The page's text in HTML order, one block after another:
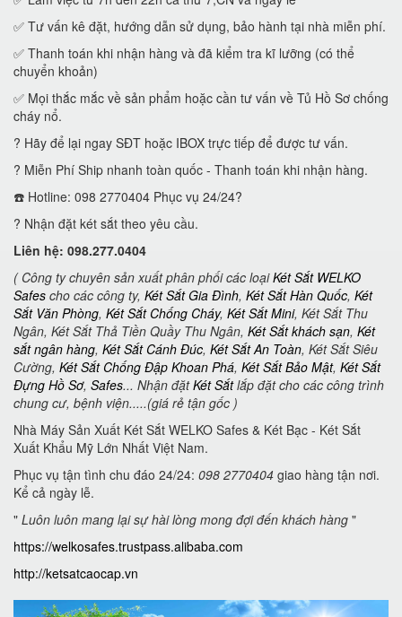
✅ Tư vấn kê đặt, hướng dẫn sử dụng, bảo hành tại nhà miễn phí.
✅ Thanh toán khi nhận hàng và đã kiểm tra kĩ lưỡng (có thể
chuyển khoản)
✅ Mọi thắc mắc về sản phẩm hoặc cần tư vấn về Tủ Hồ Sơ chống
cháy nổ.
? Hãy để lại ngay SĐT hoặc IBOX trực tiếp để được tư vấn.
? Miễn Phí Ship nhanh toàn quốc - Thanh toán khi nhận hàng.
☎️ Hotline: 098 2770404 Phục vụ 24/24?
? Nhận đặt két sắt theo yêu cầu.
Liên hệ: 098.277.0404
( Công ty chuyên sản xuất phân phối các loạiKét Sắt WELKO
Safes cho các công ty, Két Sắt Gia Đình, Két Sắt Hàn Quốc, Két
Sắt Văn Phòng, Két Sắt Chống Cháy, Két Sắt Mini, Két Sắt Thu
Ngân, Két Sắt Thả Tiền Quầy Thu Ngân, Két Sắt khách sạn, Két
sắt ngân hàng, Két Sắt Cánh Đúc, Két Sắt An Toàn, Két Sắt Siêu
Cường, Két Sắt Chống Đập Khoan Phá, Két Sắt Bảo Mật, Két Sắt
Đựng Hồ Sơ, Safes... Nhận đặtKét Sắtlắp đặt cho các công trình
chung cư, bệnh viện.....(giá rẻ tận gốc )
Nhà Máy Sản Xuất Két Sắt WELKO Safes & Két Bạc - Két Sắt
Xuất Khẩu Mỹ Lớn Nhất Việt Nam.
Phục vụ tận tình chu đáo 24/24: 098 2770404 giao hàng tận nơi.
Kể cả ngày lễ.
" Luôn luôn mang lại sự hài lòng mong đợi đến khách hàng "
https://welkosafes.trustpass.alibaba.com
http://ketsatcaocap.vn